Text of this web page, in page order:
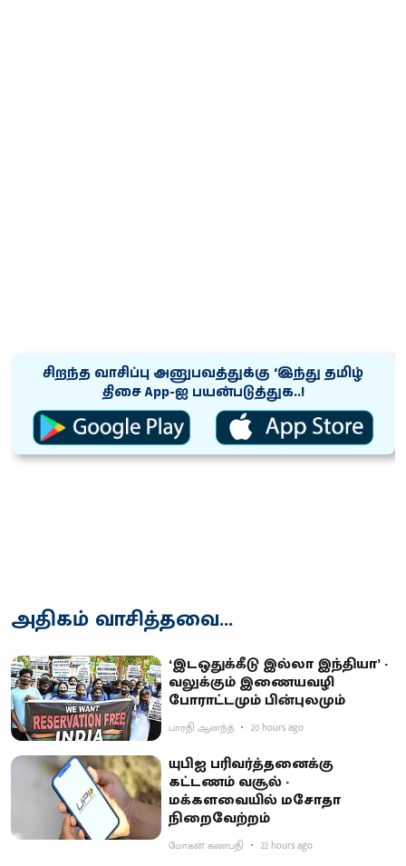
சிறந்த வாசிப்பு அனுபவத்துக்கு ‘இந்து தமிழ்
திசை App-ஐ பயன்படுத்துக..!
அதிகம் வாசித்தவை...
‘இடஒதுக்கீடு இல்லா இந்தியா’ -
வலுக்கும் இணையவழி
போராட்டமும் பின்புலமும்
பாரதி ஆனந்த் 20 hours ago
யுபிஐ பரிவர்த்தனைக்கு
கட்டணம் வசூல் -
மக்களவையில் மசோதா
நிறைவேற்றம்
மோகன் கணபதி 22 hours ago